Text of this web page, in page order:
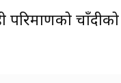
परिमाणको